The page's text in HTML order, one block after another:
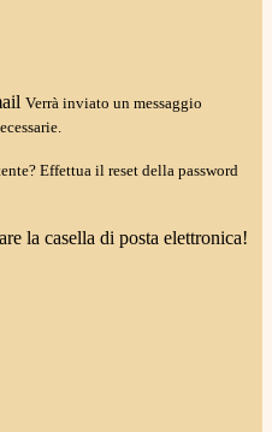
Verrà inviato un messaggio
Effettua il reset della password
la casella di posta elettronica!